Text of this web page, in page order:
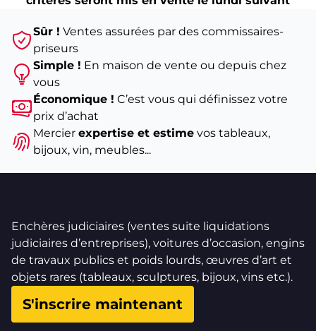
Sûr ! Ventes assurées par des commissaires-
priseurs
Simple ! En maison de vente ou depuis chez
vous
Économique ! C’est vous qui définissez votre
prix d’achat
Mercier expertise et estimevos tableaux,
bijoux, vin, meubles...
Enchères judiciaires (ventes suite liquidations
judiciaires d’entreprises), voitures d’occasion, engins
de travaux publics et poids lourds, œuvres d’art et
objets rares (tableaux, sculptures, bijoux, vins etc.).
S'inscrire maintenant